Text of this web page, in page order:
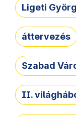
Ligeti
áttervezés
Szabad
II.